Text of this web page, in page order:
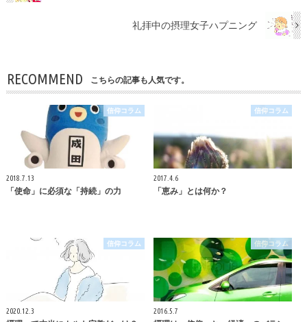
礼拝中の摂理女子ハプニング
RECOMMEND こちらの記事も人気です。
信仰コラム
2018.7.13
「使命」に必須な「持続」の力
信仰コラム
2017.4.6
「恵み」とは何か？
信仰コラム
2020.12.3
信仰コラム
2016.5.7